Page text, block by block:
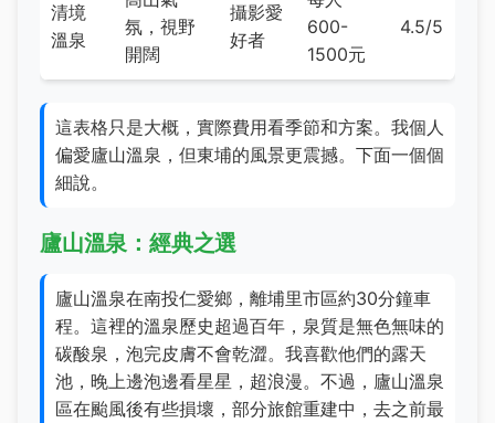
清境
溫泉
氛，視野
開闊
攝影愛
好者
600-
1500元
4.5/5
這表格只是大概，實際費用看季節和方案。我個人
偏愛廬山溫泉，但東埔的風景更震撼。下面一個個
細說。
廬山溫泉：經典之選
廬山溫泉在南投仁愛鄉，離埔里市區約30分鐘車
程。這裡的溫泉歷史超過百年，泉質是無色無味的
碳酸泉，泡完皮膚不會乾澀。我喜歡他們的露天
池，晚上邊泡邊看星星，超浪漫。不過，廬山溫泉
區在颱風後有些損壞，部分旅館重建中，去之前最